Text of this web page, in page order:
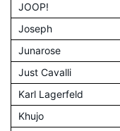
JOOP!
Joseph
Junarose
Just Cavalli
Karl Lagerfeld
Khujo